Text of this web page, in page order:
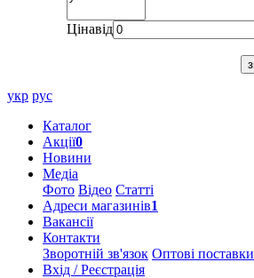
Цінавід
укр рус
Каталог
Акції0
Новини
Медіа
Фото Відео Статті
Адреси магазинів1
Вакансії
Контакти
Зворотній зв'язок Оптові поставки
Вхід / Реєстрація